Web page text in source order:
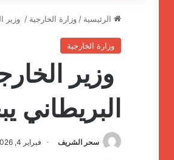
الرئيسية / وزارة الخارجية / وزير
وزارة الخارجية
وزير
البريطاني
سحر الشريف فبراير 4, 2026